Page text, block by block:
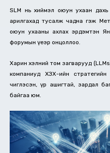
SLM нь хиймэл оюун ухаан дахь
арилгахад тусалж чадна гэж
оюун ухааны ахлах эрдэмтэн
форумын үеэр онцоллоо.
Харин хэлний том загварууд
компаниуд ХЗХ-ийн
чиглэсэн, үр ашигтай, зардал
байгаа юм.